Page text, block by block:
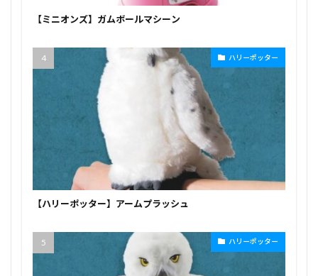
【ミニオンズ】ガムボールマシーン
ハリーポッター
【ハリーポッター】アームプラッシュ
ハリーポッター